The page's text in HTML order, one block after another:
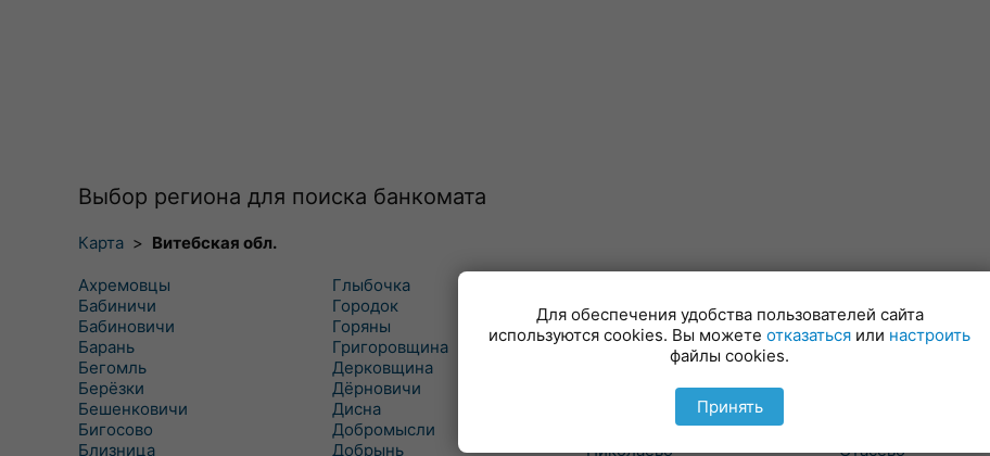
Выбор региона для поиска банкомата
Карта > Витебская обл.
Ахремовцы
Бабиничи
Бабиновичи
Барань
Бегомль
Берёзки
Бешенковичи
Бигосово
Близница
Глыбочка
Городок
Горяны
Григоровщина
Дерковщина
Дёрновичи
Дисна
Добромысли
Добрынь
Ляды
Межа
Межево
Мишневичи
Николаево
Сенно
Ситцы
Славени
Стасево
Для обеспечения удобства пользователей сайта
используются cookies. Вы можете отказаться или настроить
файлы cookies.
Принять